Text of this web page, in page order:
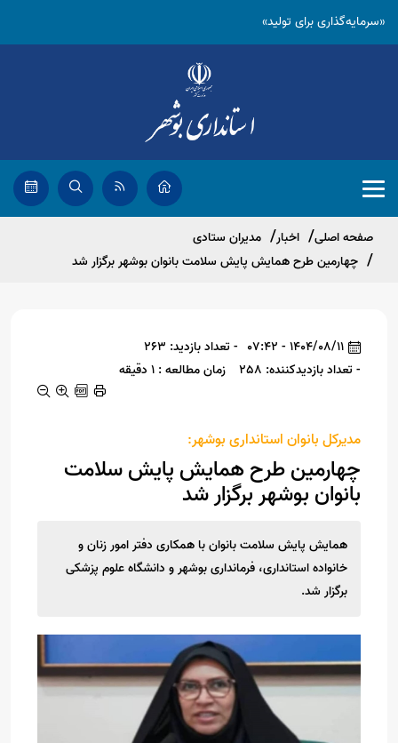
«سرمایه‌گذاری برای تولید»
صفحه اصلی اخبار
مدیران ستادی
چهارمین طرح همایش پایش سلامت بانوان بوشهر برگزار شد
1404/08/11 - 07:42
- تعداد بازدید: 263
- تعداد بازدیدکننده: 258
زمان مطالعه : 1 دقیقه
مدیرکل بانوان استانداری بوشهر:
چهارمین طرح همایش پایش سلامت
بانوان بوشهر برگزار شد
همایش پایش سلامت بانوان با همکاری دفتر امور زنان و
خانواده استانداری، فرمانداری بوشهر و دانشگاه علوم پزشکی
برگزار شد.